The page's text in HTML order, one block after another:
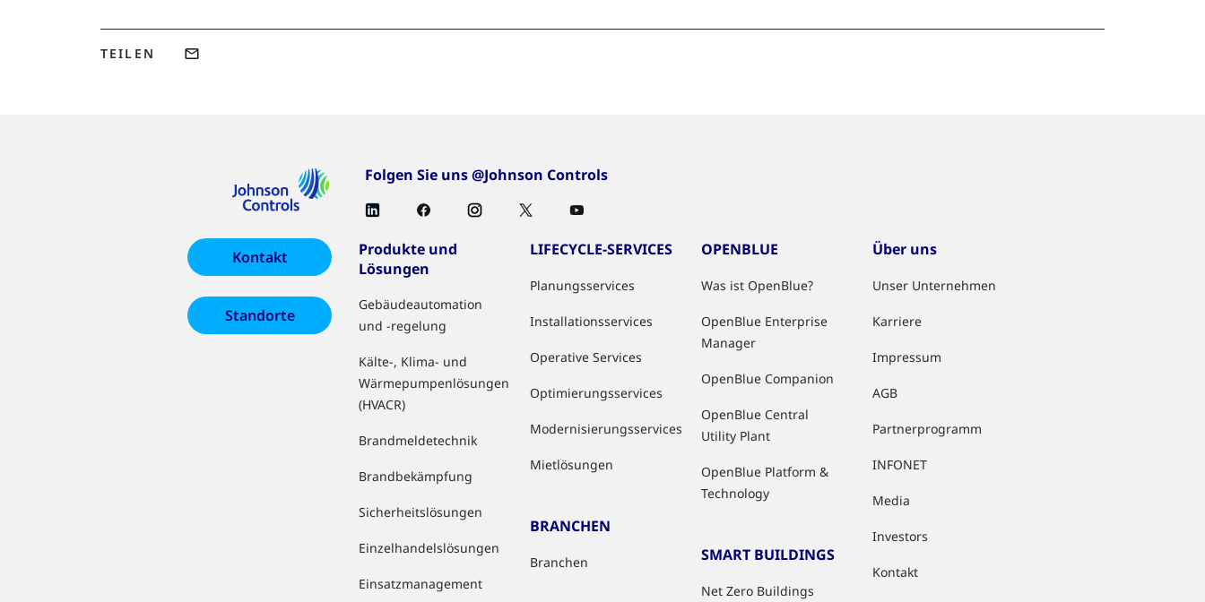
TEILEN
Folgen Sie uns @Johnson Controls
Kontakt
Standorte
Produkte und
Lösungen
Gebäudeautomation
und -regelung
Kälte-, Klima- und
Wärmepumpenlösungen
(HVACR)
Brandmeldetechnik
Brandbekämpfung
Sicherheitslösungen
Einzelhandelslösungen
Einsatzmanagement
LIFECYCLE-SERVICES
Planungsservices
Installationsservices
Operative Services
Optimierungsservices
Modernisierungsservices
Mietlösungen
BRANCHEN
Branchen
OPENBLUE
Was ist OpenBlue?
OpenBlue Enterprise
Manager
OpenBlue Companion
OpenBlue Central
Utility Plant
OpenBlue Platform &
Technology
SMART BUILDINGS
Net Zero Buildings
Über uns
Unser Unternehmen
Karriere
Impressum
AGB
Partnerprogramm
INFONET
Media
Investors
Kontakt